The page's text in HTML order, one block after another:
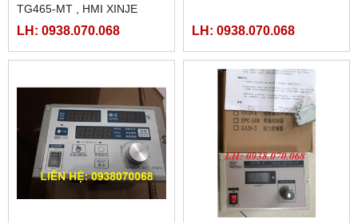
TG465-MT , HMI XINJE
TG465-MT
LH: 0938.070.068 LH: 0938.070.068